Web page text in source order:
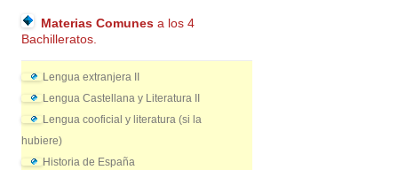
Materias Comunes a los 4
Bachilleratos.
Lengua extranjera II
Lengua Castellana y Literatura II
Lengua cooficial y literatura (si la
hubiere)
Historia de España